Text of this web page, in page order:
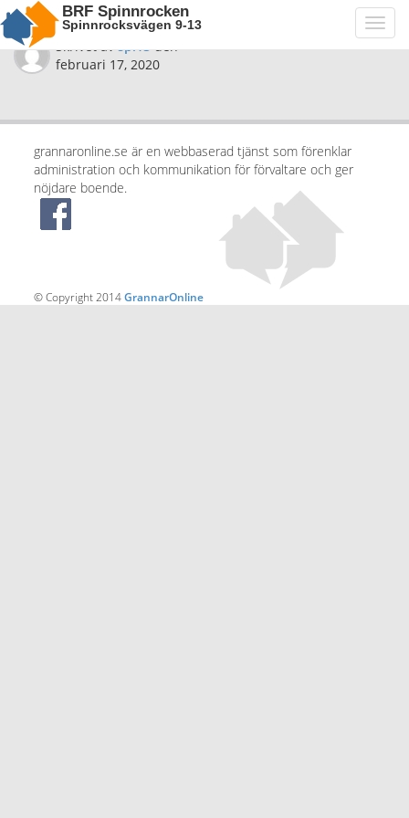
BRF Spinnrocken
Spinnrocksvägen 9-13
Skrivet avspi13den
februari 17, 2020
grannaronline.se är en webbaserad tjänst som förenklar
administration och kommunikation för förvaltare och ger
nöjdare boende.
© Copyright 2014GrannarOnline